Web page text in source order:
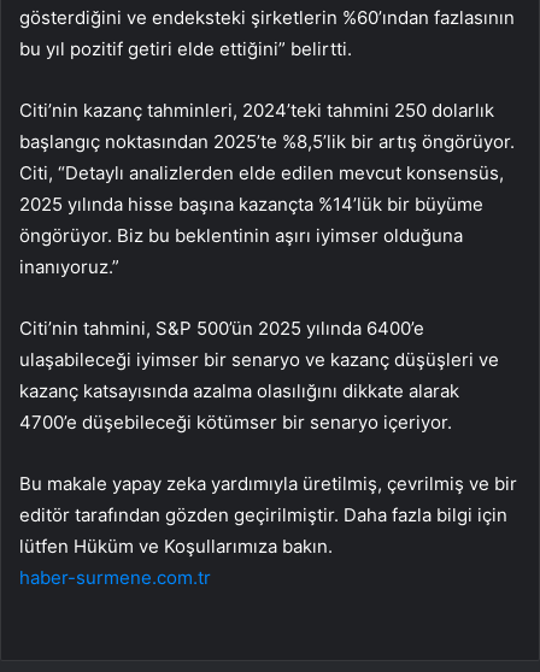
gösterdiğini ve endeksteki şirketlerin %60’ından fazlasının
bu yıl pozitif getiri elde ettiğini” belirtti.
Citi’nin kazanç tahminleri, 2024’teki tahmini 250 dolarlık
başlangıç noktasından 2025’te %8,5’lik bir artış öngörüyor.
Citi, “Detaylı analizlerden elde edilen mevcut konsensüs,
2025 yılında hisse başına kazançta %14’lük bir büyüme
öngörüyor. Biz bu beklentinin aşırı iyimser olduğuna
inanıyoruz.”
Citi’nin tahmini, S&P 500’ün 2025 yılında 6400’e
ulaşabileceği iyimser bir senaryo ve kazanç düşüşleri ve
kazanç katsayısında azalma olasılığını dikkate alarak
4700’e düşebileceği kötümser bir senaryo içeriyor.
Bu makale yapay zeka yardımıyla üretilmiş, çevrilmiş ve bir
editör tarafından gözden geçirilmiştir. Daha fazla bilgi için
lütfen Hüküm ve Koşullarımıza bakın.
haber-surmene.com.tr